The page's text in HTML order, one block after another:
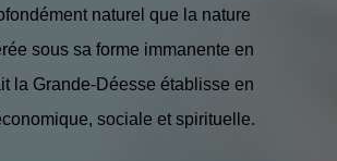
naturel que la nature
sous sa forme immanente en
la Grande-Déesse établisse en
sociale et spiri­tuelle.